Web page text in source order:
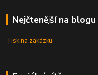
Nejčtenější na blogu
Tisk na zakázku